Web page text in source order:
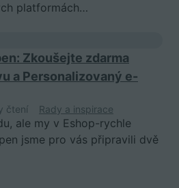
platformách…
Zkoušejte zdarma
a Personalizovaný e-
čtení Rady a inspirace
ale my v Eshop-rychle
jsme pro vás připravili dvě